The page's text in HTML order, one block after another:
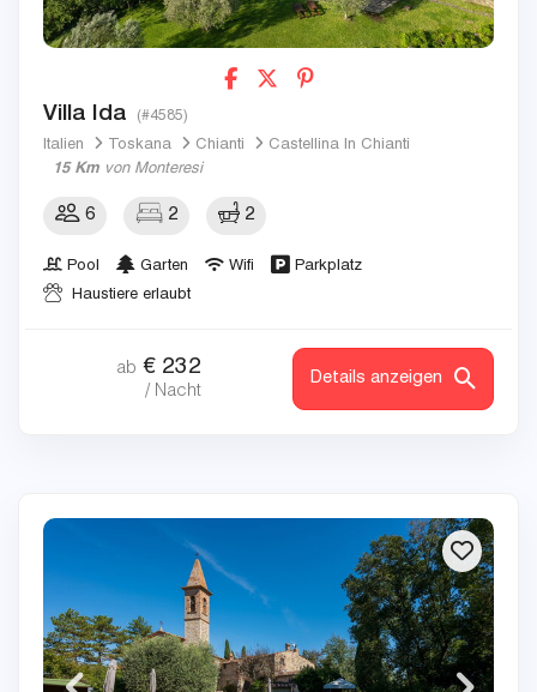
Villa Ida (#4585)
Italien Toskana Chianti
Castellina In Chianti
15 Km von Monteresi
6 2 2
Pool Garten Wifi
Parkplatz
Haustiere erlaubt
ab € 232
/ Nacht
Details anzeigen